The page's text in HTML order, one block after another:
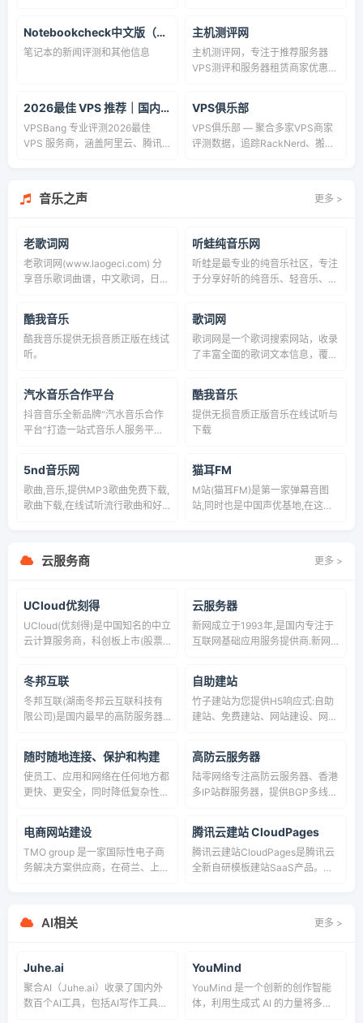
优惠促销活动分享的平台。
VPS,建站VPS,便宜独立服务器,免
费空间,免费VPS 和免费空间主
机。只为给广大站长更多的选择！
Notebookcheck中文版（NBC中国）
笔记本的新闻评测和其他信息
主机测评网
主机测评网，专注于推荐服务器
VPS测评和服务器租赁商家优惠活
内外主机经销商家超过3000+，
主要针对商家的活动资讯、商家口
碑、优惠信息、商家背景、网络线
路、流量带宽及售后技术等信息的
2026最佳 VPS 推荐｜国内&国外 VPS 评测+性价比排行+优惠码
VPSBang 专业评测2026最佳
VPS 服务商，涵盖阿里云、腾讯
对比、价格排行及独家优惠码，助
你选择最可靠的云服务器。
VPS俱乐部
VPS俱乐部 — 聚合多家VPS商家
评测数据，追踪RackNerd、搬瓦
音乐之声 更多 >
老歌词网
老歌词网(www.laogeci.com) 分
享音乐歌词曲谱，中文歌词，日语
都有。每天都同步更新歌手发布的
歌曲歌词。
听蛙纯音乐网
听蛙是最专业的纯音乐社区，专注
于分享好听的纯音乐、轻音乐、钢
供在线试听、MP3下载、排行榜
酷我音乐
酷我音乐提供无损音质正版在线试
听。
歌词网
歌词网是一个歌词搜索网站，收录
了丰富全面的歌词文本信息，覆盖
法语、西班牙语、日语、韩语等
汽水音乐合作平台
抖音音乐全新品牌“汽水音乐合作
平台”打造一站式音乐人服务平
的音乐创作人入驻，为优秀音乐作
品创造价值
酷我音乐
提供无损音质正版音乐在线试听与
下载
5nd音乐网
歌曲,音乐,提供MP3歌曲免费下载,
歌曲下载,在线试听流行歌曲和好
曲,网络歌曲,最新歌曲下载,下歌曲
听音乐,在线听歌曲尽在5nd音乐
猫耳FM
M站(猫耳FM)是第一家弹幕音图
站,同时也是中国声优基地,在这里
云服务商 更多 >
UCloud优刻得
UCloud(优刻得)是中国知名的中立
云计算服务商，科创板上市(股票
股，专注于提供可靠的企业级云服
务，包括云服务器、云主机、云数
据库、混合云、CDN、人工智能
等服务。
云服务器
新网成立于1993年,是国内专注于
互联网基础应用服务提供商.新网
域名交易,域名购买续费,虚拟主机,
企业邮箱等一系列信息化产品服务
冬邦互联
冬邦互联(湖南冬邦云互联科技有
限公司)是国内最早的高防服务器
器租用运维经验,服务产品:防御
CC、DDOS攻击高防BGP服务器
租用、长沙服务器租用、株洲服务
器租用、湖南商标注册。
自助建站
竹子建站为您提供H5响应式:自助
建站、免费建站、网站建设、网站
一站式SaaS建站解决方案。专注
网站建设软件服务。
随时随地连接、保护和构建
使员工、应用和网络在任何地方都
更快、更安全，同时降低复杂性和
高防云服务器
陆零网络专注高防云服务器、香港
多IP站群服务器，提供BGP多线游
务，稳定、安全、易扩展，为企业
级用户提供可靠IDC解决方案。
电商网站建设
TMO group 是一家国际性电子商
务解决方案供应商，在荷兰、上海
跨境电商等移动和云服务领域的前
沿技术解决方案。
腾讯云建站 CloudPages
腾讯云建站CloudPages是腾讯云
全新自研模板建站SaaS产品。致
区块场景替换产品特性，帮助千万
决数字化营销关键痛点。
AI相关 更多 >
Juhe.ai
聚合AI（Juhe.ai）收录了国内外
数百个AI工具，包括AI写作工具、
YouMind
YouMind 是一个创新的创作智能
体，利用生成式 AI 的力量将多样